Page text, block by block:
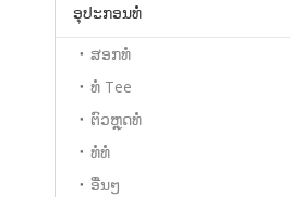
ອຸປະກອນທໍ່
ສອກທໍ່
ທໍ່ Tee
ຕົວຫຼຸດທໍ່
ທໍ່ທໍ່
ອື່ນໆ